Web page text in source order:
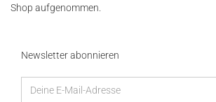
Shop aufgenommen.
Newsletter abonnieren